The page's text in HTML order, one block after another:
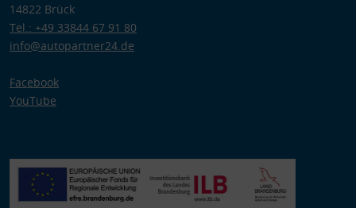
14822 Brück
Tel.: +49 33844 67 91 80
info@autopartner24.de
Facebook
YouTube